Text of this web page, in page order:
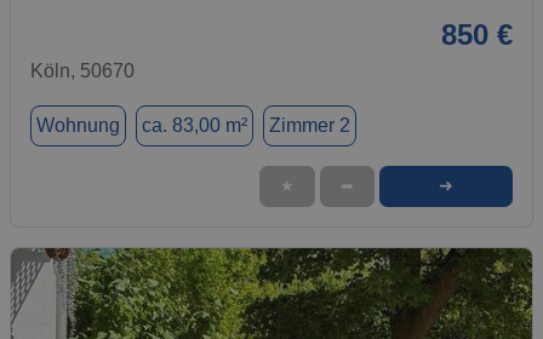
850 €
Köln, 50670
Wohnung ca. 83,00 m² Zimmer 2
★ ➦ ➜